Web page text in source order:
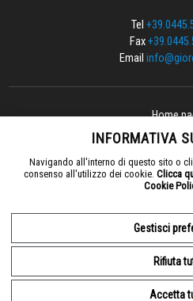
Tel
Fax
Email
Home
Informativa
Condizioni di
Gestisci
Web bywww.bin8
INFORMATIVA
Navigando all'interno di questo sito o
consenso all'utilizzo dei cookie.Clicca
Cookie
Gestisci
Rifiuta
Accetta